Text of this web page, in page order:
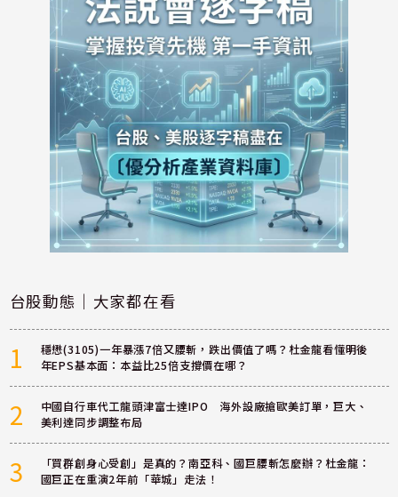
台股動態｜大家都在看
1
穩懋(3105)一年暴漲7倍又腰斬，跌出價值了嗎？杜金龍看懂明後
年EPS基本面：本益比25倍支撐價在哪？
2
中國自行車代工龍頭津富士達IPO 海外設廠搶歐美訂單，巨大、
美利達同步調整布局
3
「買群創身心受創」是真的？南亞科、國巨腰斬怎麼辦？杜金龍：
國巨正在重演2年前「華城」走法！